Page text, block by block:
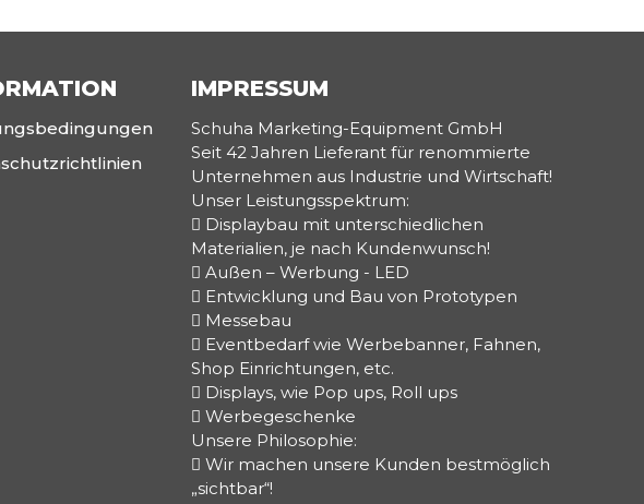
IMPRESSUM
Schuha Marketing-Equipment GmbH
Seit 42 Jahren Lieferant für renommierte
Unternehmen aus Industrie und Wirtschaft!
Unser Leistungsspektrum:
 Displaybau mit unterschiedlichen
Materialien, je nach Kundenwunsch!
 Außen – Werbung - LED
 Entwicklung und Bau von Prototypen
 Messebau
 Eventbedarf wie Werbebanner, Fahnen,
Shop Einrichtungen, etc.
 Displays, wie Pop ups, Roll ups
 Werbegeschenke
Unsere Philosophie:
 Wir machen unsere Kunden bestmöglich
„sichtbar“!